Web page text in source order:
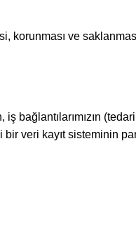
korunması ve
bağlantılarımızın
veri kayıt sisteminin